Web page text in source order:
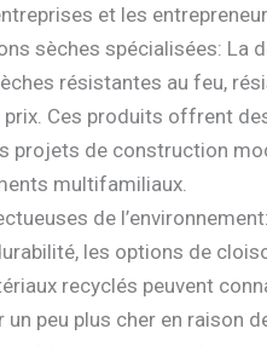
et les
sèches spécialisées: La
résistantes au feu,
Ces produits offrent
projets de construction
multifamiliaux.
de
les options de
recyclés peuvent
peu plus cher en raison